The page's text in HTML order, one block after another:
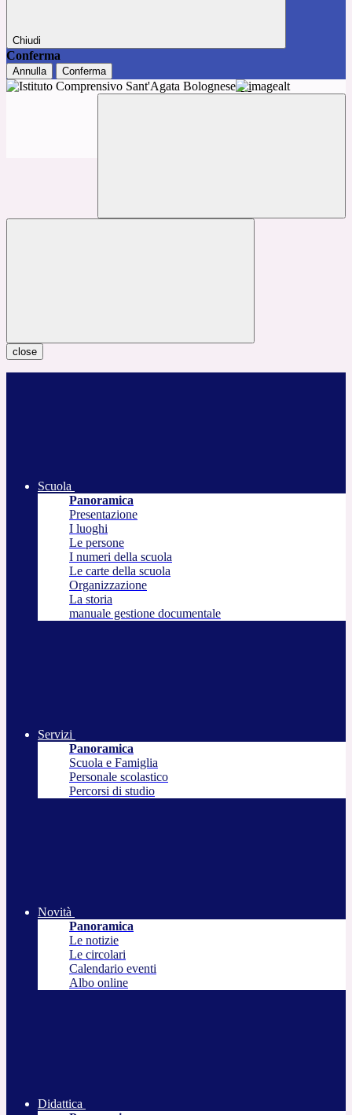
Chiudi
Conferma
Annulla Conferma
close
Scuola
Panoramica
Presentazione
I luoghi
Le persone
I numeri della scuola
Le carte della scuola
Organizzazione
La storia
manuale gestione documentale
Servizi
Panoramica
Scuola e Famiglia
Personale scolastico
Percorsi di studio
Novità
Panoramica
Le notizie
Le circolari
Calendario eventi
Albo online
Didattica